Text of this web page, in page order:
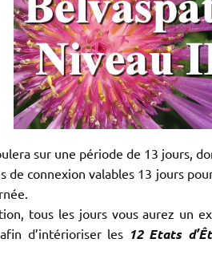
sur une période de 13 jours,
de connexion valables 13 jours
tous les jours vous aurez un
d’intérioriser les 12 Etats